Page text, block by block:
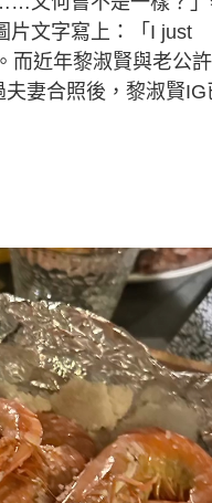
片文字寫上：「I just
而近年黎淑賢與老公
妻合照後，黎淑賢IG